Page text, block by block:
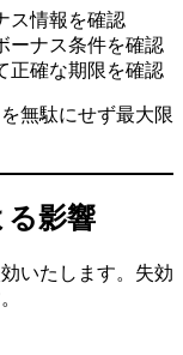
ス情報を確認
ーナス条件を確認
正確な期限を確認
無駄にせず最大限
る影響
いたします。失効